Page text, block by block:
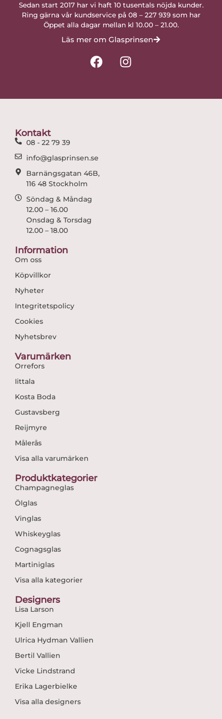
Sedan start 2017 har vi haft 10 tusentals nöjda kunder.
Ring gärna vår kundservice på 08 – 227 939 som har
Öppet alla dagar mellan kl 10.00 – 21.00.
Läs mer om Glasprinsen
F
a
I
n
Kontakt
08 - 22 79 39
info@glasprinsen.se
Barnängsgatan 46B,
116 48 Stockholm
Söndag & Måndag
12.00 – 16.00
Onsdag & Torsdag
12.00 – 18.00
Information
Om oss
Köpvillkor
Nyheter
Integritetspolicy
Cookies
Nyhetsbrev
Varumärken
Orrefors
Iittala
Kosta Boda
Gustavsberg
Reijmyre
Målerås
Visa alla varumärken
Produktkategorier
Champagneglas
Ölglas
Vinglas
Whiskeyglas
Cognagsglas
Martiniglas
Visa alla kategorier
Designers
Lisa Larson
Kjell Engman
Ulrica Hydman Vallien
Bertil Vallien
Vicke Lindstrand
Erika Lagerbielke
Visa alla designers